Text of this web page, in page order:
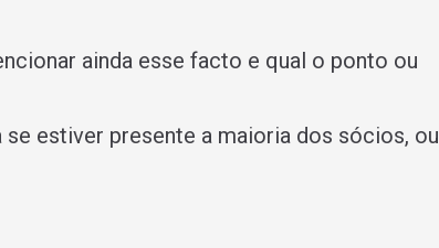
ainda esse facto e qual o ponto ou
estiver presente a maioria dos sócios, ou